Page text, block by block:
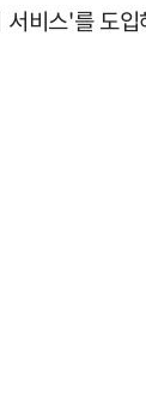
비스'를 도